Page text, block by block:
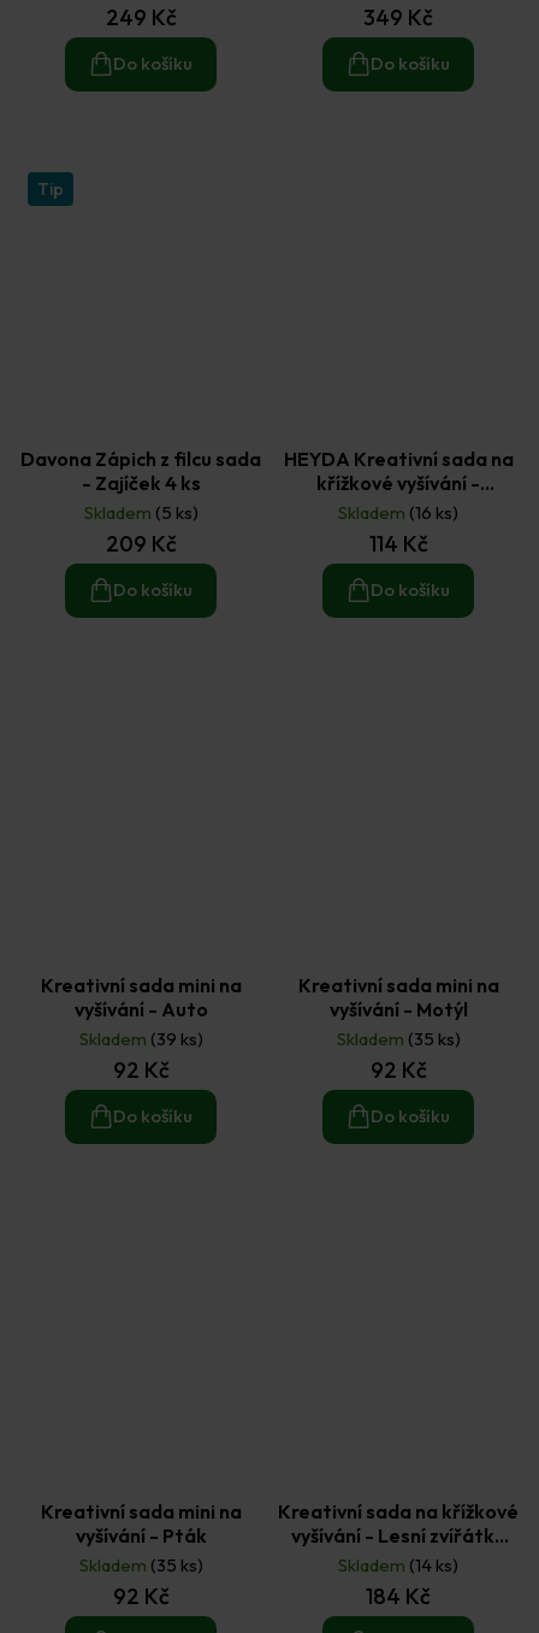
249 Kč
Do košíku
349 Kč
Do košíku
Tip
Davona Zápich z filcu sada
- Zajíček 4 ks
Skladem (5 ks)
209 Kč
Do košíku
HEYDA Kreativní sada na
křížkové vyšívání -
Dinosaurus 1 ks
Skladem (16 ks)
114 Kč
Do košíku
Kreativní sada mini na
vyšívání - Auto
Skladem (39 ks)
92 Kč
Do košíku
Kreativní sada mini na
vyšívání - Motýl
Skladem (35 ks)
92 Kč
Do košíku
Kreativní sada mini na
vyšívání - Pták
Skladem (35 ks)
92 Kč
Kreativní sada na křížkové
vyšívání - Lesní zvířátka
(3ks)
Skladem (14 ks)
184 Kč